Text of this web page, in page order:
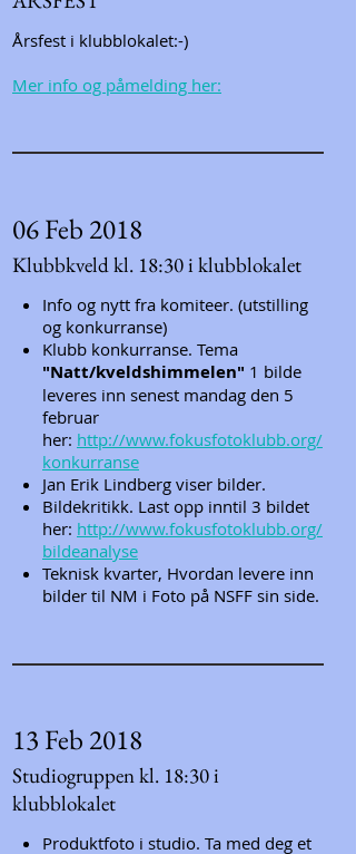
Årsfest i klubblokalet:-)
Mer info og påmelding her:
06 Feb 2018
Klubbkveld kl. 18:30 i klubblokalet
Info og nytt fra komiteer. (utstilling
og konkurranse)
Klubb konkurranse. Tema
"Natt/kveldshimmelen" 1 bilde
leveres inn senest mandag den 5
februar
her: http://www.fokusfotoklubb.org/
konkurranse
Jan Erik Lindberg viser bilder.
Bildekritikk. Last opp inntil 3 bildet
her: http://www.fokusfotoklubb.org/
bildeanalyse
Teknisk kvarter, Hvordan levere inn
bilder til NM i Foto på NSFF sin side.
13 Feb 2018
Studiogruppen kl. 18:30 i
klubblokalet
Produktfoto i studio. Ta med deg et